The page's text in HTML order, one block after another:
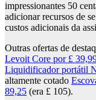
impressionantes 50
adicionar recursos de
custos adicionais da
Outras ofertas de
Levoit Core por £
Liquidificador portátil
altamente cotado
89,25 (era £ 105).